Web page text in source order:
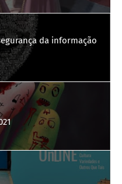
da informação